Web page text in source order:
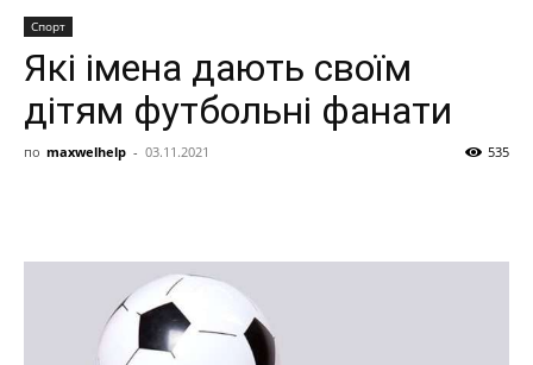
Спорт
Які імена дають своїм
дітям футбольні фанати
по maxwelhelp - 03.11.2021 535